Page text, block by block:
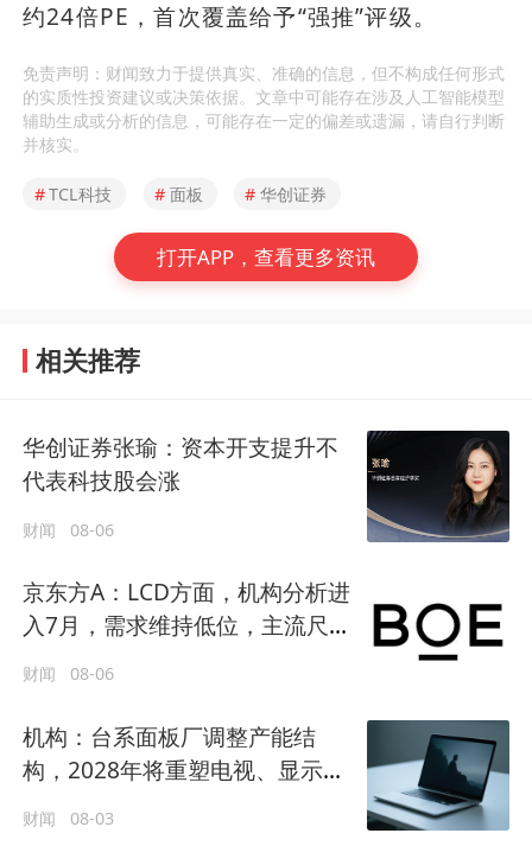
约24倍PE，首次覆盖给予“强推”评级。
免责声明：财闻致力于提供真实、准确的信息，但不构成任何形式
的实质性投资建议或决策依据。文章中可能存在涉及人工智能模型
辅助生成或分析的信息，可能存在一定的偏差或遗漏，请自行判断
并核实。
#TCL科技 # 面板 # 华创证券
打开APP，查看更多资讯
相关推荐
华创证券张瑜：资本开支提升不
代表科技股会涨
财闻 08-06
京东方A：LCD方面，机构分析进
入7月，需求维持低位，主流尺寸
财闻 08-06
机构：台系面板厂调整产能结
构，2028年将重塑电视、显示
财闻 08-03